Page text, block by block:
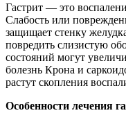
Гастрит — это
Слабость или
защищает стенку
повредить слизистую
состояний могут
болезнь Крона и
растут скопления
Особенности лечения